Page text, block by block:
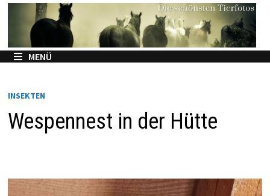
Zum
springen
MENÜ
INSEKTEN
Wespennest in der Hütte